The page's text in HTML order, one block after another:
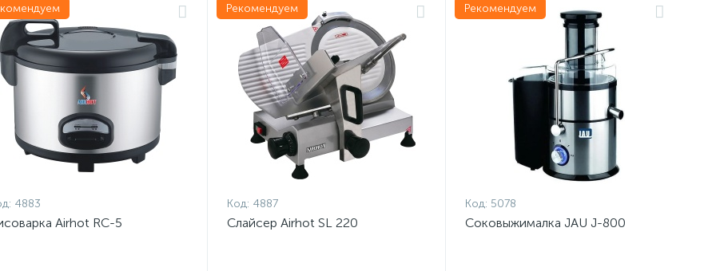
4883
Airhot RC-5
Рекомендуем
Код: 4887
Слайсер Airhot SL 220
Рекомендуем
Код: 5078
Соковыжималка JAU J-800